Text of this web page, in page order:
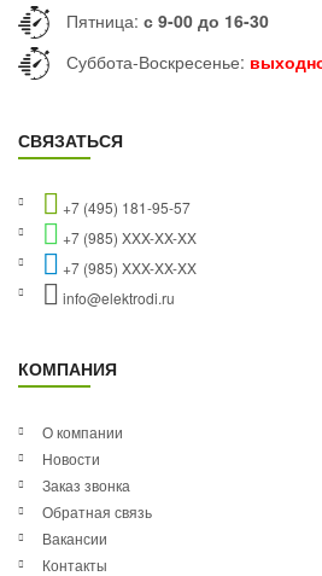
Пятница: с 9-00 до 16-30
Суббота-Воскресенье:
СВЯЗАТЬСЯ
+7 (495) 181-95-57
+7 (985) XXX-XX-XX
+7 (985) XXX-XX-XX
info@elektrodi.ru
КОМПАНИЯ
О компании
Новости
Заказ звонка
Обратная связь
Вакансии
Контакты